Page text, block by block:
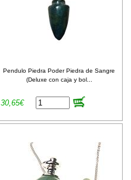
Pendulo Piedra Poder Piedra de Sangre
(Deluxe con caja y bol...
30,65€